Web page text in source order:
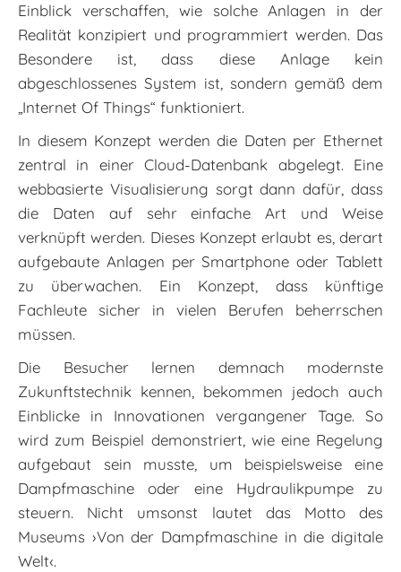
Einblick verschaffen, wie solche Anlagen in der
Realität konzipiert und programmiert werden. Das
Besondere ist, dass diese Anlage kein
abgeschlossenes System ist, sondern gemäß dem
„Internet Of Things“ funktioniert.
In diesem Konzept werden die Daten per Ethernet
zentral in einer Cloud-Datenbank abgelegt. Eine
webbasierte Visualisierung sorgt dann dafür, dass
die Daten auf sehr einfache Art und Weise
verknüpft werden. Dieses Konzept erlaubt es, derart
aufgebaute Anlagen per Smartphone oder Tablett
zu überwachen. Ein Konzept, dass künftige
Fachleute sicher in vielen Berufen beherrschen
müssen.
Die Besucher lernen demnach modernste
Zukunftstechnik kennen, bekommen jedoch auch
Einblicke in Innovationen vergangener Tage. So
wird zum Beispiel demonstriert, wie eine Regelung
aufgebaut sein musste, um beispielsweise eine
Dampfmaschine oder eine Hydraulikpumpe zu
steuern. Nicht umsonst lautet das Motto des
Museums ›Von der Dampfmaschine in die digitale
Welt‹.